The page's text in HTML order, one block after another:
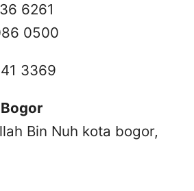
6261
0500
3369
Bin Nuh kota bogor,